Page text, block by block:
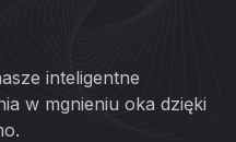
inteligentne
w mgnieniu oka dzięki